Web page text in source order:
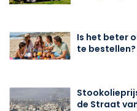
Is het beter
te bestellen?
de Straat